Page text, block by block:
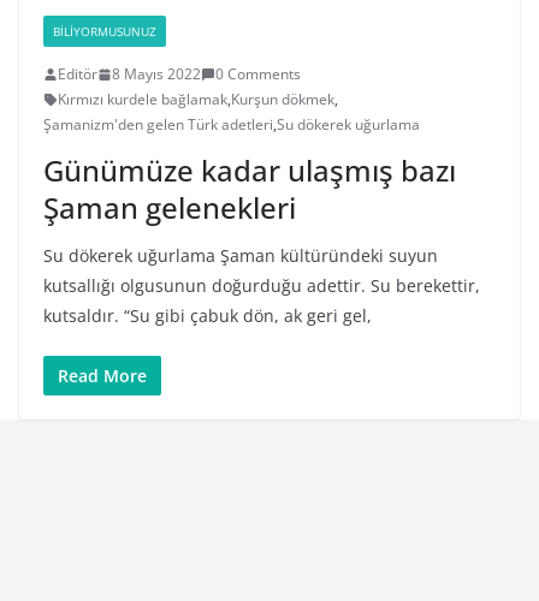
BILIYORMUSUNUZ
Editör 8 Mayıs 2022
0 Comments
Kırmızı kurdele bağlamak,Kurşun dökmek,
Şamanizm'den gelen Türk adetleri,Su dökerek uğurlama
Günümüze kadar ulaşmış bazı
Şaman gelenekleri
Su dökerek uğurlama Şaman kültüründeki suyun
kutsallığı olgusunun doğurduğu adettir. Su berekettir,
kutsaldır. “Su gibi çabuk dön, ak geri gel,
Read More